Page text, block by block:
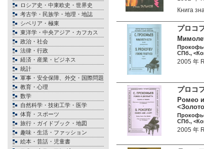
ロシア史・中東欧史・世界史
考古学・民族学・地理・地誌
シベリア・極東
東洋学・中央アジア・カフカス
政治・社会
法律・行政
経済・産業・ビジネス
統計
軍事・安全保障、外交・国際問題
教育・心理
数学
自然科学・技術工学・医学
体育・スポーツ
旅行・ガイドブック・地図
趣味・生活・ファッション
絵本・昔話・児童書
Книга
プロコ
СПб.,
2005 年
プロコ
Ромео
СПб.,
2005 年